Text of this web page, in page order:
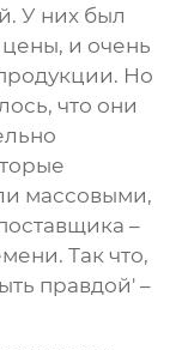
У них был
и очень
Но
что они
массовыми,
–
Так что,
правдой' –